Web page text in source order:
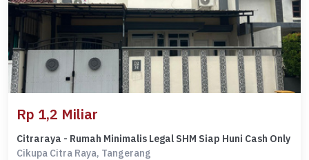
Rp 1,2 Miliar
Citraraya - Rumah Minimalis Legal SHM Siap Huni Cash Only
Cikupa Citra Raya, Tangerang